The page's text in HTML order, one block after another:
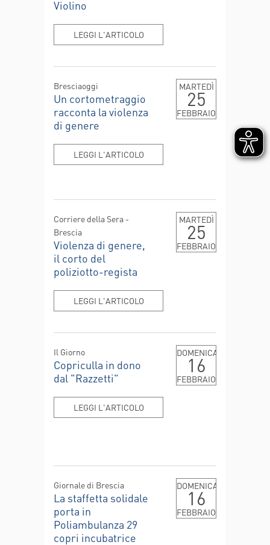
Violino
LEGGI L'ARTICOLO
Bresciaoggi
Un cortometraggio
racconta la violenza
di genere
LEGGI L'ARTICOLO
MARTEDÌ
25
FEBBRAIO
Corriere della Sera -
Brescia
Violenza di genere,
il corto del
poliziotto-regista
LEGGI L'ARTICOLO
MARTEDÌ
25
FEBBRAIO
Il Giorno
Copriculla in dono
dal "Razzetti"
LEGGI L'ARTICOLO
DOMENICA
16
FEBBRAIO
Giornale di Brescia
La staffetta solidale
porta in
Poliambulanza 29
copri incubatrice
DOMENICA
16
FEBBRAIO